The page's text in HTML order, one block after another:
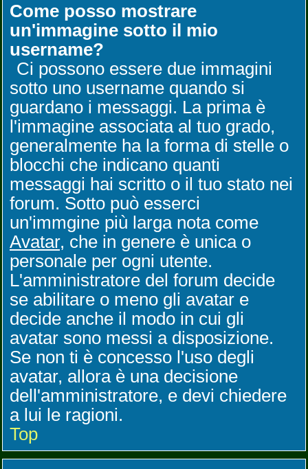
Come posso mostrare
un'immagine sotto il mio
username?
Ci possono essere due immagini
sotto uno username quando si
guardano i messaggi. La prima è
l'immagine associata al tuo grado,
generalmente ha la forma di stelle o
blocchi che indicano quanti
messaggi hai scritto o il tuo stato nei
forum. Sotto può esserci
un'immgine più larga nota come
Avatar, che in genere è unica o
personale per ogni utente.
L'amministratore del forum decide
se abilitare o meno gli avatar e
decide anche il modo in cui gli
avatar sono messi a disposizione.
Se non ti è concesso l'uso degli
avatar, allora è una decisione
dell'amministratore, e devi chiedere
a lui le ragioni.
Top